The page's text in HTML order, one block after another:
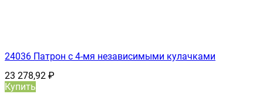
24036 Патрон с 4-мя независимыми кулачками
23 278,92 ₽
Купить